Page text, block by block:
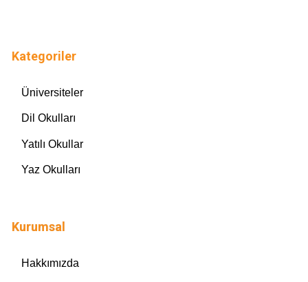
Kategoriler
Üniversiteler
Dil Okulları
Yatılı Okullar
Yaz Okulları
Kurumsal
Hakkımızda